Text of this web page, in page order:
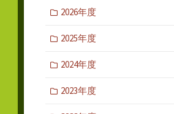
2026年度
2025年度
2024年度
2023年度